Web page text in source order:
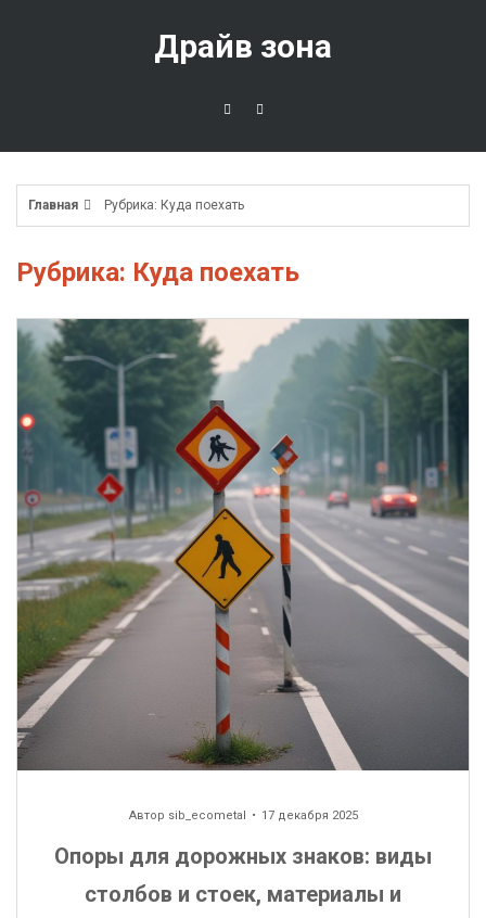
Драйв зона
Главная Рубрика: Куда поехать
Рубрика: Куда поехать
Автор sib_ecometal 17 декабря 2025
Опоры для дорожных знаков: виды
столбов и стоек, материалы и